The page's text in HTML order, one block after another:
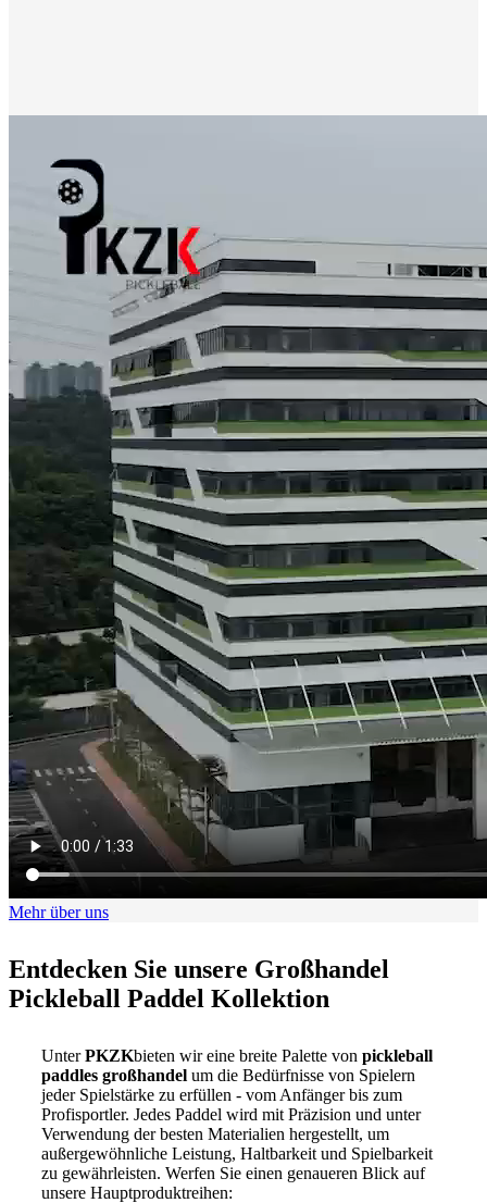
Mehr über uns
Entdecken Sie unsere Großhandel
Pickleball Paddel Kollektion
UnterPKZKbieten wir eine breite Palette von pickleball
paddles großhandel um die Bedürfnisse von Spielern
jeder Spielstärke zu erfüllen - vom Anfänger bis zum
Profisportler. Jedes Paddel wird mit Präzision und unter
Verwendung der besten Materialien hergestellt, um
außergewöhnliche Leistung, Haltbarkeit und Spielbarkeit
zu gewährleisten. Werfen Sie einen genaueren Blick auf
unsere Hauptproduktreihen: